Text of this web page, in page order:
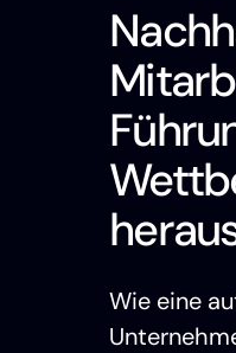
Wie eine